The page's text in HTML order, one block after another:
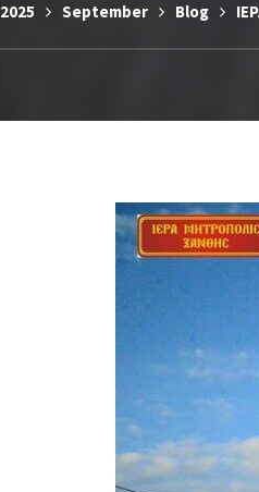
2025 September Blog